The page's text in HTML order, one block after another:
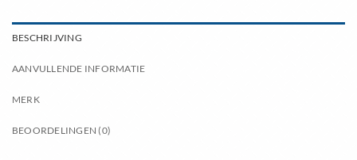
BESCHRIJVING
AANVULLENDE INFORMATIE
MERK
BEOORDELINGEN (0)